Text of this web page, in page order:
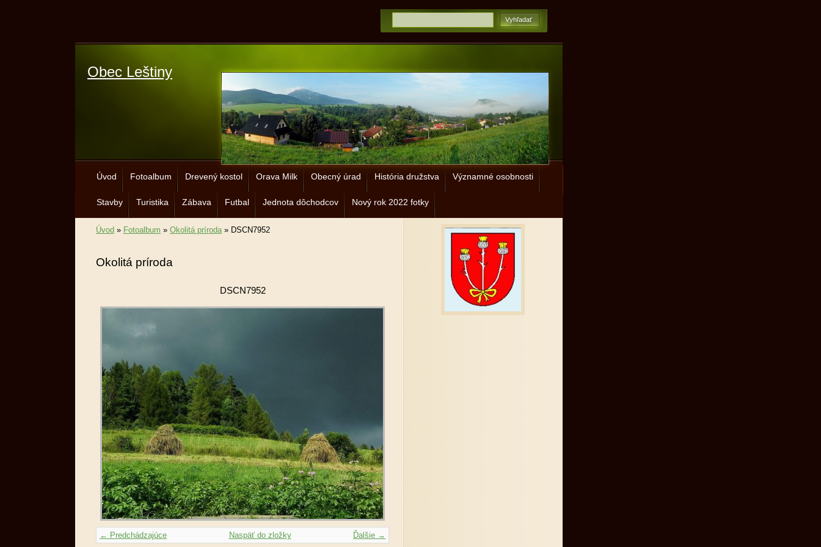
Obec Leštiny
Úvod Fotoalbum Drevený kostol Orava Milk Obecný úrad História družstva Významné osobnosti
Stavby Turistika Zábava Futbal Jednota dôchodcov Nový rok 2022 fotky
Úvod » Fotoalbum » Okolitá príroda» DSCN7952
Okolitá príroda
DSCN7952
← Predchádzajúce Ďalšie →
Naspäť do zložky